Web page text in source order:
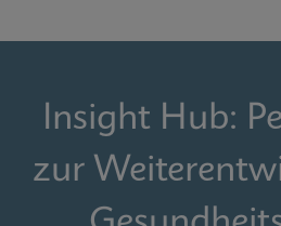
Insight Hub:
zur